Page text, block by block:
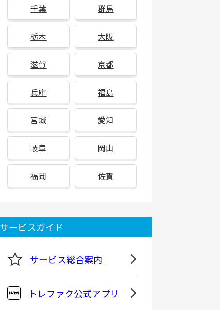
千葉 群馬
栃木 大阪
滋賀 京都
兵庫 福島
宮城 愛知
岐阜 岡山
福岡 佐賀
サービスガイド
サービス総合案内
トレファク公式アプリ